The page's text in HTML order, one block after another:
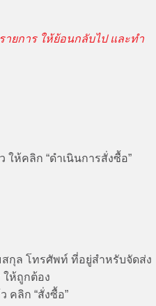
ยการ ให้ย้อนกลับไป และทำ
ให้คลิก “ดำเนินการสั่งซื้อ”
สกุล โทรศัพท์ ที่อยู่สำหรับจัดส่ง
ให้ถูกต้อง
คลิก “สั่งซื้อ”